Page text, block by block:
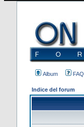
Album FAQ
Indice del forum